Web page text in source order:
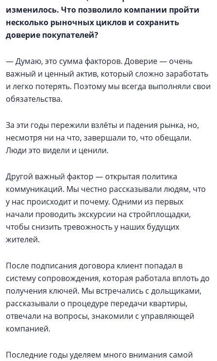
изменилось. Что позволило компании пройти
несколько рыночных циклов и сохранить
доверие покупателей?
— Думаю, это сумма факторов. Доверие — очень
важный и ценный актив, который сложно заработать
и легко потерять. Поэтому мы всегда выполняли свои
обязательства.
За эти годы пережили взлёты и падения рынка, но,
несмотря ни на что, завершали то, что обещали.
Люди это видели и ценили.
Другой важный фактор — открытая политика
коммуникаций. Мы честно рассказывали людям, что
у нас происходит и почему. Одними из первых
начали проводить экскурсии на стройплощадки,
чтобы снизить тревожность у наших будущих
жителей.
После подписания договора клиент попадал в
систему сопровождения, которая работала вплоть до
получения ключей. Мы встречались с дольщиками,
рассказывали о процедуре передачи квартиры,
отвечали на вопросы, знакомили с управляющей
компанией.
Последние годы уделяем много внимания самой